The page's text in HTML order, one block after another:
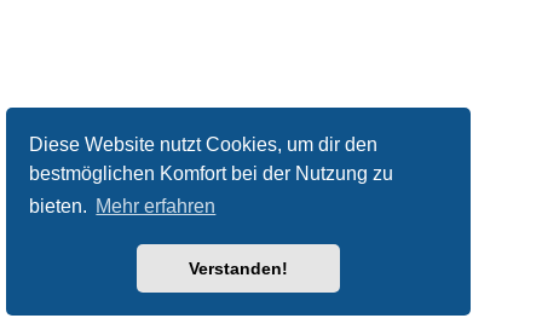
Diese Website nutzt Cookies, um dir den
bestmöglichen Komfort bei der Nutzung zu
bieten. Mehr erfahren
Verstanden!